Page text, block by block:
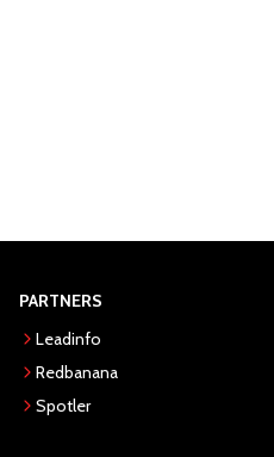
PARTNERS
Leadinfo
Redbanana
Spotler